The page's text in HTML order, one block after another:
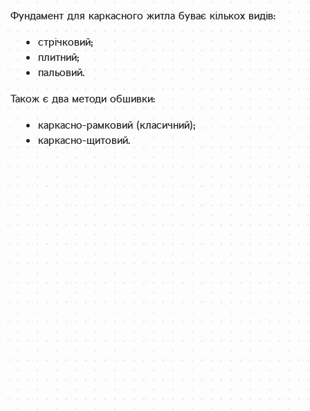
Фундамент для каркасного житла буває кількох видів:
стрічковий;
плитний;
пальовий.
Також є два методи обшивки:
каркасно-рамковий (класичний);
каркасно-щитовий.